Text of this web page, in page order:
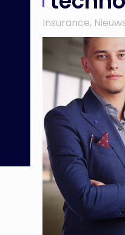
Insurance,